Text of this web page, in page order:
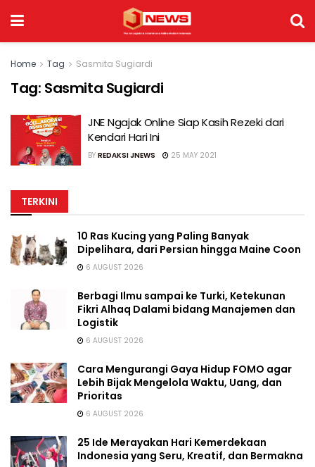
Home Tag Sasmita Sugiardi
Tag: Sasmita Sugiardi
JNE Ngajak Online Siap Kasih Rezeki dari
Kendari Hari Ini
BY REDAKSI JNEWS 25 MAY 2021
TERKINI
10 Ras Kucing yang Paling Banyak
Dipelihara, dari Persian hingga Maine Coon
6 AUGUST 2026
Berbagi Ilmu sampai ke Turki, Ketekunan
Fikri Alhaq Dalami bidang Manajemen dan
Logistik
6 AUGUST 2026
Cara Mengurangi Gaya Hidup FOMO agar
Lebih Bijak Mengelola Waktu, Uang, dan
Prioritas
6 AUGUST 2026
25 Ide Merayakan Hari Kemerdekaan
Indonesia yang Seru, Kreatif, dan Bermakna